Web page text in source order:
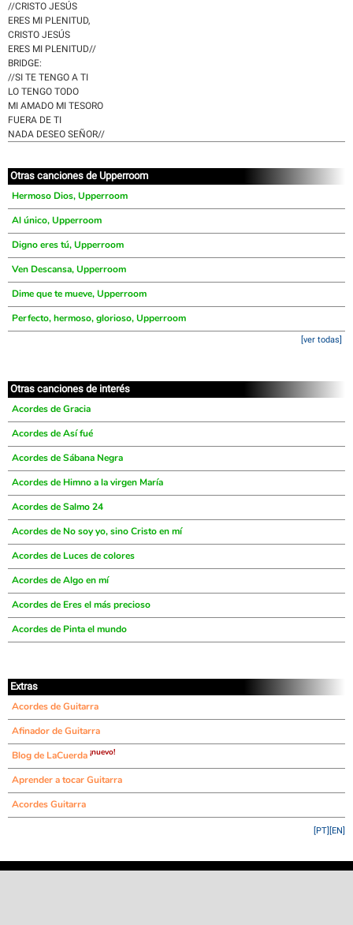
//CRISTO JESÚS
ERES MI PLENITUD,
CRISTO JESÚS
ERES MI PLENITUD//
BRIDGE:
//SI TE TENGO A TI
LO TENGO TODO
MI AMADO MI TESORO
FUERA DE TI
NADA DESEO SEÑOR//
Otras canciones de Upperroom
Hermoso Dios, Upperroom
Al único, Upperroom
Digno eres tú, Upperroom
Ven Descansa, Upperroom
Dime que te mueve, Upperroom
Perfecto, hermoso, glorioso, Upperroom
[ver todas]
Otras canciones de interés
Acordes de Gracia
Acordes de Así fué
Acordes de Sábana Negra
Acordes de Himno a la virgen María
Acordes de Salmo 24
Acordes de No soy yo, sino Cristo en mí
Acordes de Luces de colores
Acordes de Algo en mí
Acordes de Eres el más precioso
Acordes de Pinta el mundo
Extras
Acordes de Guitarra
Afinador de Guitarra
Blog de LaCuerda ¡nuevo!
Aprender a tocar Guitarra
Acordes Guitarra
[EN]
[PT]